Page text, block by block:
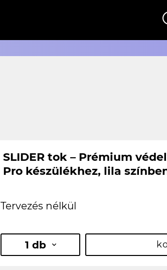
SLIDER tok – Prémium
Pro készülékhez, lila
Tervezés nélkül
1 db